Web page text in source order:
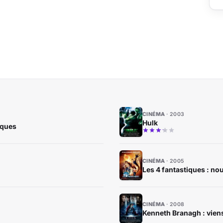
CINÉMA 2003
Hulk
CINÉMA 2005
Les 4 fantastiques :
CINÉMA 2008
Kenneth Branagh :